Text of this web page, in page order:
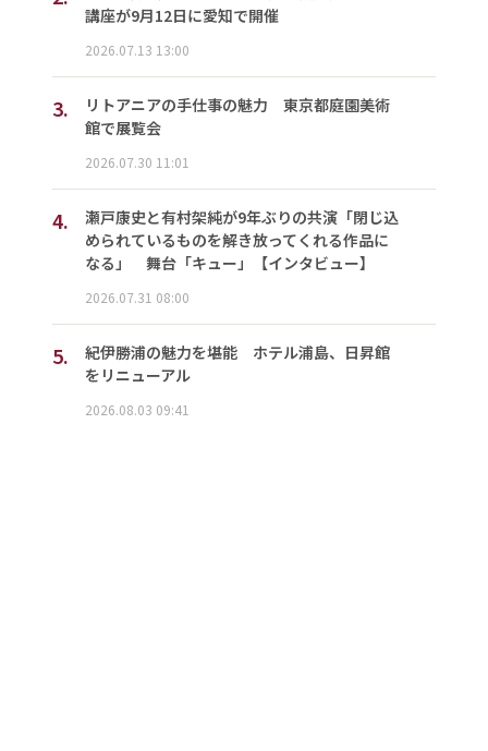
講座が9月12日に愛知で開催
2026.07.13 13:00
3.
リトアニアの手仕事の魅力 東京都庭園美術
館で展覧会
2026.07.30 11:01
4.
瀬戸康史と有村架純が9年ぶりの共演「閉じ込
められているものを解き放ってくれる作品に
なる」 舞台「キュー」【インタビュー】
2026.07.31 08:00
5.
紀伊勝浦の魅力を堪能 ホテル浦島、日昇館
をリニューアル
2026.08.03 09:41